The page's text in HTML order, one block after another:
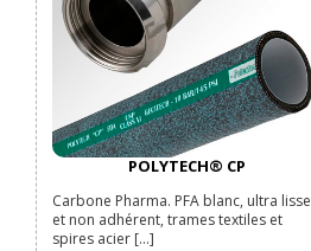
POLYTECH® CP
Carbone Pharma. PFA blanc, ultra lisse
et non adhérent, trames textiles et
spires acier [...]